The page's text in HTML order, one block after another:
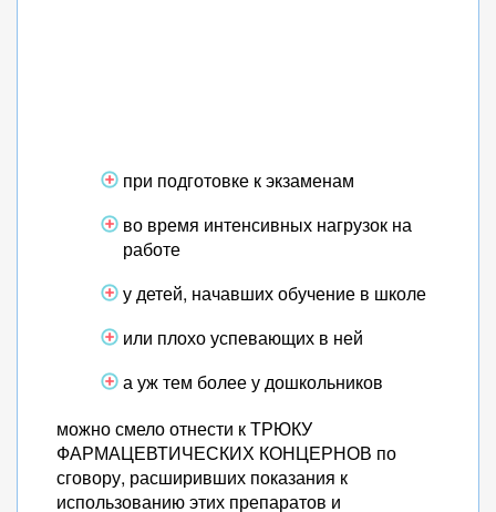
при подготовке к экзаменам
во время интенсивных нагрузок на
работе
у детей, начавших обучение в школе
или плохо успевающих в ней
а уж тем более у дошкольников
можно смело отнести к ТРЮКУ
ФАРМАЦЕВТИЧЕСКИХ КОНЦЕРНОВ по
сговору, расширивших показания к
использованию этих препаратов и